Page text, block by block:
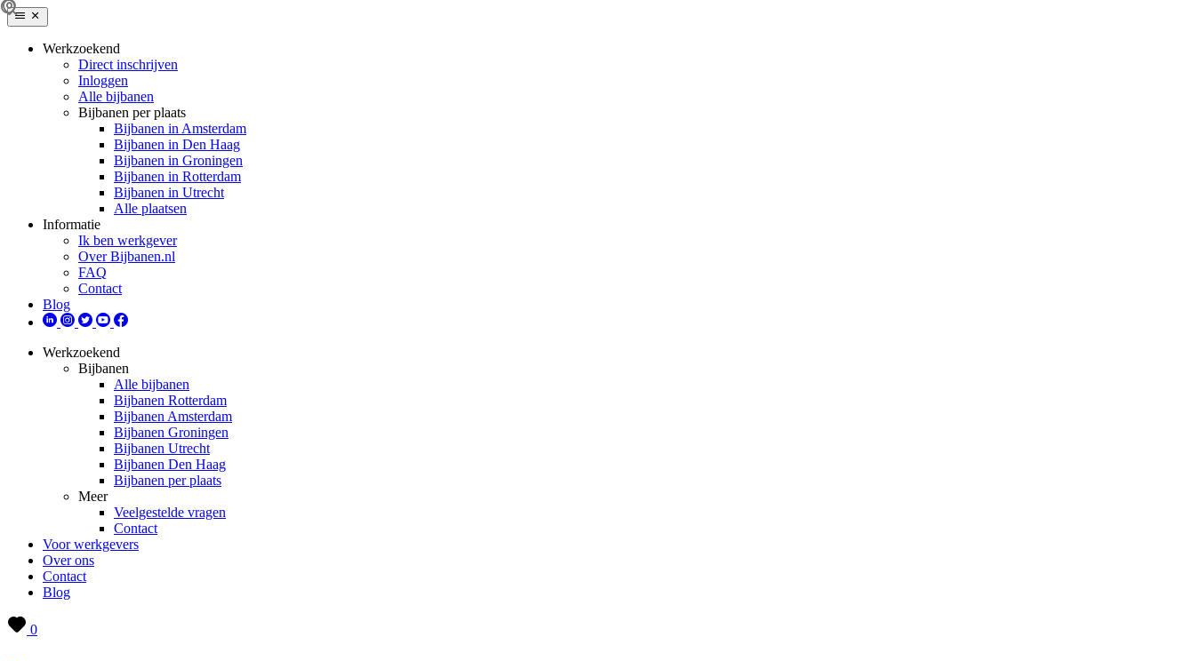
Werkzoekend
Direct inschrijven
Inloggen
Alle bijbanen
Bijbanen per plaats
Bijbanen in Amsterdam
Bijbanen in Den Haag
Bijbanen in Groningen
Bijbanen in Rotterdam
Bijbanen in Utrecht
Alle plaatsen
Informatie
Ik ben werkgever
Over Bijbanen.nl
FAQ
Contact
Blog
Werkzoekend
Bijbanen
Alle bijbanen
Bijbanen Rotterdam
Bijbanen Amsterdam
Bijbanen Groningen
Bijbanen Utrecht
Bijbanen Den Haag
Bijbanen per plaats
Meer
Veelgestelde vragen
Contact
Voor werkgevers
Over ons
Contact
Blog
0